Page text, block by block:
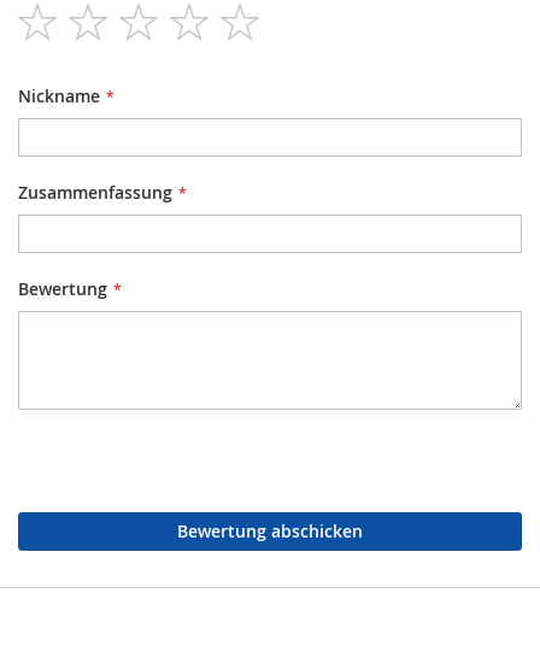
1
star
2
stars
3
stars
4
stars
Nickname
Zusammenfassung
Bewertung
Bewertung abschicken